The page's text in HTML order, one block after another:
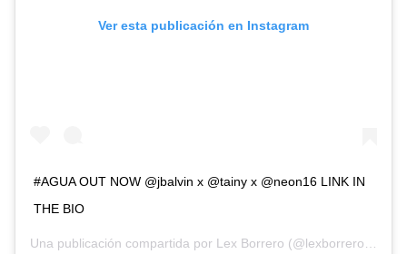
Ver esta publicación en Instagram
#AGUA OUT NOW @jbalvin x @tainy x @neon16 LINK IN
THE BIO
Una publicación compartida por Lex Borrero (@lexborrero) el